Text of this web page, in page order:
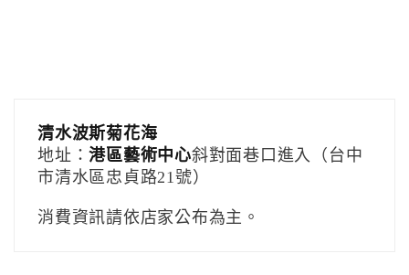
清水波斯菊花海
地址：港區藝術中心斜對面巷口進入（台中
市清水區忠貞路21號）
消費資訊請依店家公布為主。